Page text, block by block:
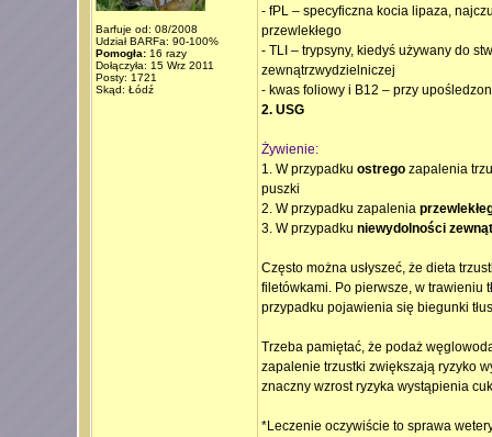
Barfuje od: 08/2008
Udział BARFa: 90-100%
Pomogła:16 razy
Dołączyła: 15 Wrz 2011
Posty: 1721
Skąd: Łódź
- fPL – specyficzna kocia lipaza,
przewlekłego
- TLI – trypsyny, kiedyś używany do
zewnątrzwydzielniczej
- kwas foliowy i B12 – przy
2. USG
Żywienie:
1. W przypadku ostregozapalenia
puszki
2. W przypadku zapalenia
3. W przypadku niewydolności
Często można usłyszeć, że dieta
filetówkami. Po pierwsze, w trawieniu
przypadku pojawienia się biegunki
Trzeba pamiętać, że podaż
zapalenie trzustki zwiększają ryzyko
znaczny wzrost ryzyka wystąpienia
*Leczenie oczywiście to sprawa